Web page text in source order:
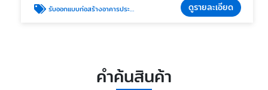
รับออกแบบก่อสร้างอาคารประหยัดพลังงาน ดูรายละเอียด
คำค้นสินค้า